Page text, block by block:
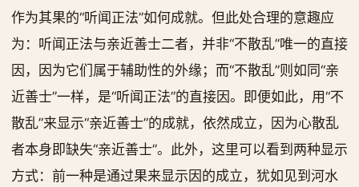
作为其果的“听闻正法”如何成就。但此处合理的意趣应
为：听闻正法与亲近善士二者，并非“不散乱”唯一的直接
因，因为它们属于辅助性的外缘；而“不散乱”则如同“亲
近善士”一样，是“听闻正法”的直接因。即便如此，用“不
散乱”来显示“亲近善士”的成就，依然成立，因为心散乱
者本身即缺失“亲近善士”。此外，这里可以看到两种显示
方式：前一种是通过果来显示因的成立，犹如见到河水